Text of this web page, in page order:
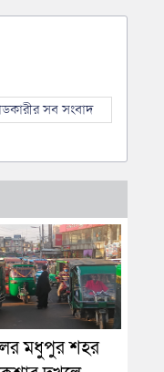
সব সংবাদ
মধুপুর শহর